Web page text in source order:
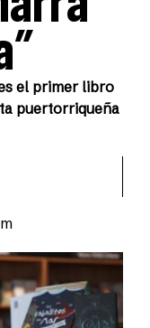
el primer libro
puertorriqueña